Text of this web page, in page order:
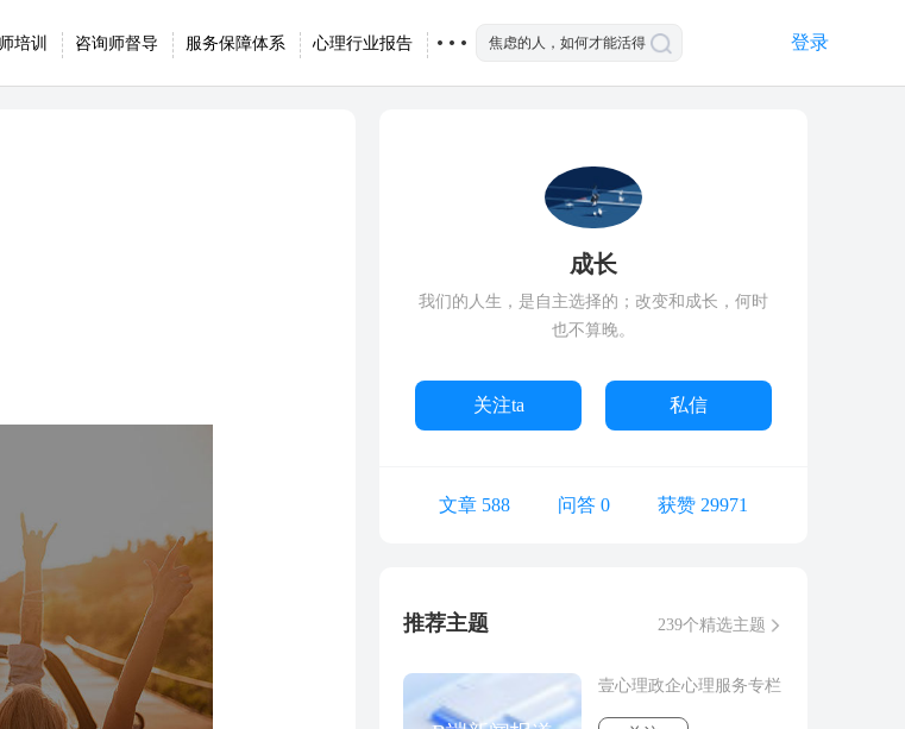
培训 咨询师督导 服务保障体系 心理行业报告 登录
成长
我们的人生，是自主选择的；改变和成长，何时
也不算晚。
关注ta 私信
文章 588 问答 0 获赞 29971
推荐主题 239个精选主题
壹心理政企心理服务专栏